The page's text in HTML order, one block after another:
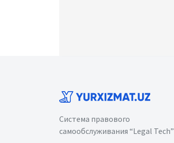
Система правового
самообслуживания “Legal Tech”